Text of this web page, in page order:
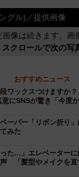
グル)／提供画像
画像は続きます。画
スクロールで次の写
おすすめニュース
ワックスつけますか
にSNSが驚き「今度
ペーパー「リボン折り
みた
った…」エレベーター
「髪型やメイクを直